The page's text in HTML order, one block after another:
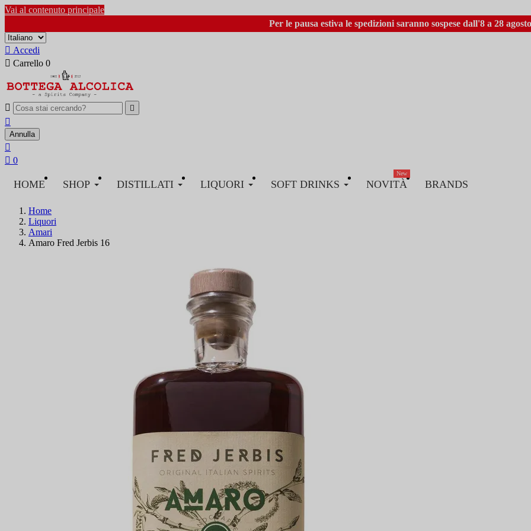
Vai al contenuto principale
Per le pausa estiva le spedizioni saranno sospese dall'8 a 28
 Accedi
 Carrello 0
 

Annulla

 0
HOME SHOP DISTILLATI LIQUORI SOFT DRINKS NOVITÀ
New
BRANDS
Home
Liquori
Amari
Amaro Fred Jerbis 16